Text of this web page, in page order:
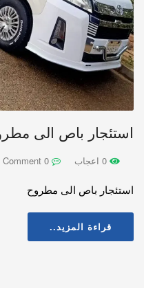
استئجار باص الى
استئجار باص الى مطروح
قراءة المزيد..